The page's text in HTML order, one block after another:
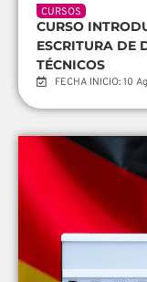
CURSOS
CURSO
ESCRITURA DE
TÉCNICOS
FECHA INICIO: 10